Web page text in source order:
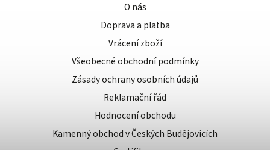
O nás
Doprava a platba
Vrácení zboží
Všeobecné obchodní podmínky
Zásady ochrany osobních údajů
Reklamační řád
Hodnocení obchodu
Kamenný obchod v Českých Budějovicích